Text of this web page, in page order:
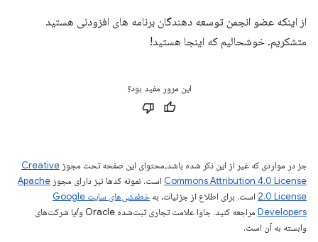
از اینکه عضو انجمن توسعه دهندگان برنامه های افزودنی هستید
متشکریم. خوشحالیم که اینجا هستید!
این مرور مفید بود؟
جز در مواردی که غیر از این ذکر شده باشد،‌محتوای این صفحه تحت مجوز Creative
Commons Attribution 4.0 License است. نمونه کدها نیز دارای مجوز Apache
2.0 License است. برای اطلاع از جزئیات، به
خطمشی‌های سایت Google
Developers‏
مراجعه کنید. جاوا علامت تجاری ثبت‌شده Oracle و/یا شرکت‌های
وابسته به آن است.